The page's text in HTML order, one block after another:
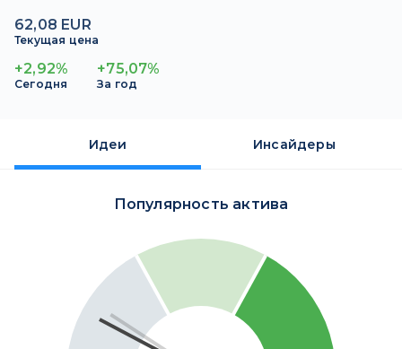
62,08 EUR
Текущая цена
+2,92%
Сегодня
+75,07%
За год
Идеи Инсайдеры
Популярность актива